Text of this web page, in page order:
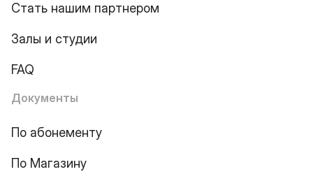
Стать нашим партнером
Залы и студии
FAQ
Документы
По абонементу
По Магазину